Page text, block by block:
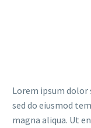
Lorem ipsum
sed do eiusmod
magna aliqua. Ut